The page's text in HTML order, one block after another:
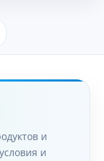
и
и